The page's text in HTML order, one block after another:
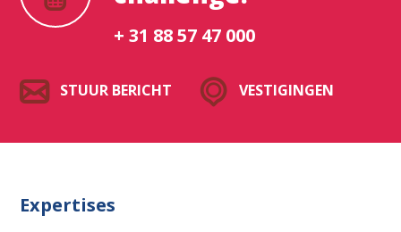
+ 31 88 57 47 000
STUUR BERICHT VESTIGINGEN
Expertises